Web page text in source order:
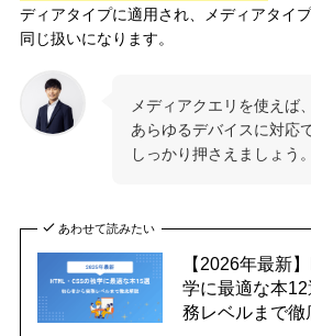
ディアタイプに適用され、メディアタイ
同じ扱いになります。
メディアクエリを使えば
あらゆるデバイスに対応
しっかり押さえましょう。
あわせて読みたい
【2026年最新
学に最適な本
務レベルまで徹